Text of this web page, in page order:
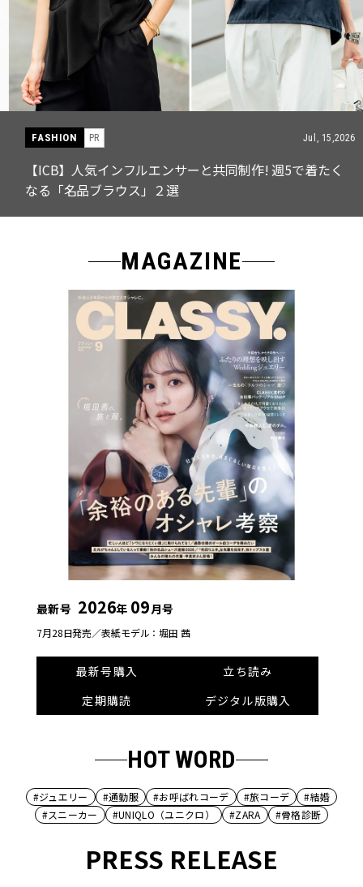
FASHION PR Jul, 15,2026
【ICB】人気インフルエンサーと共同制作! 週5で着たく
なる「名品ブラウス」２選
MAGAZINE
最新号 2026年 09月号
7月28日発売／表紙モデル：堀田 茜
最新号購入
立ち読み
定期購読
デジタル版購入
HOT WORD
#ジュエリー #通勤服 #お呼ばれコーデ #旅コーデ
#結婚
#スニーカー
#UNIQLO（ユニクロ） #ZARA #骨格診断
PRESS RELEASE